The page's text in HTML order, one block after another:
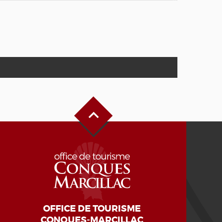
OFFICE DE TOURISME